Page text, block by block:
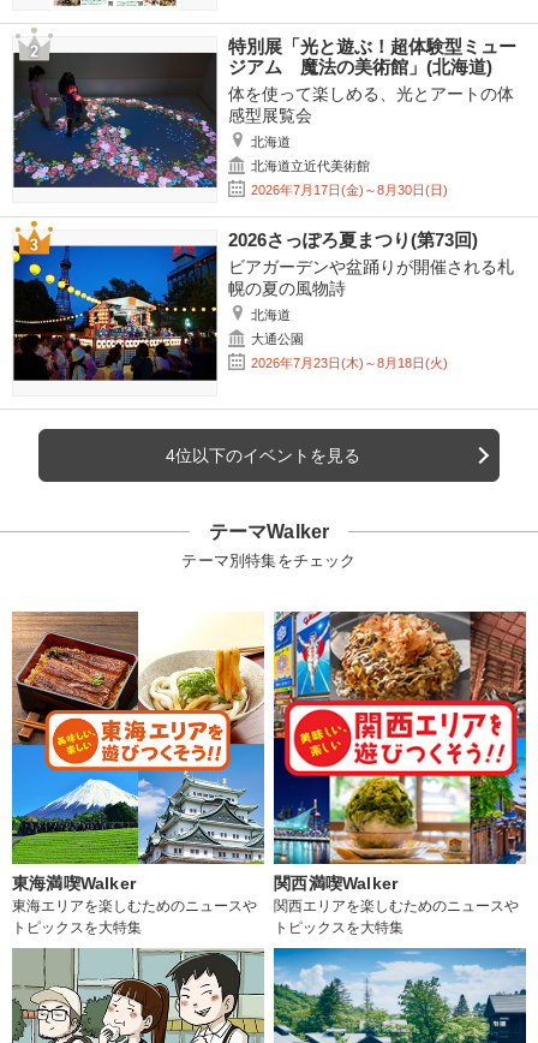
特別展「光と遊ぶ！超体験型ミュー
ジアム 魔法の美術館」(北海道)
体を使って楽しめる、光とアートの体
感型展覧会
北海道
北海道立近代美術館
2026年7月17日(金)～8月30日(日)
2026さっぽろ夏まつり(第73回)
ビアガーデンや盆踊りが開催される札
幌の夏の風物詩
北海道
大通公園
2026年7月23日(木)～8月18日(火)
4位以下のイベントを見る
テーマWalker
テーマ別特集をチェック
東海満喫Walker
東海エリアを楽しむためのニュースや
トピックスを大特集
関西満喫Walker
関西エリアを楽しむためのニュースや
トピックスを大特集